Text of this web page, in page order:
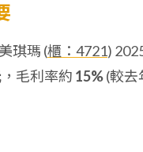
琪瑪 (櫃：4721)
，毛利率約 15%(較去